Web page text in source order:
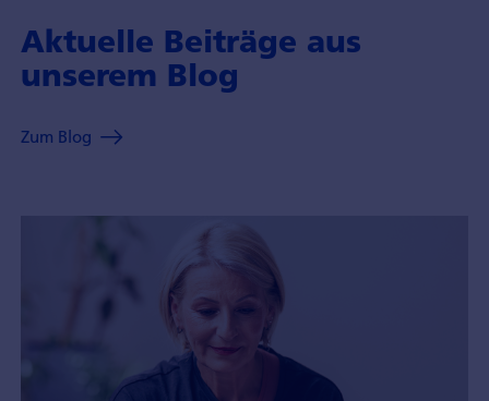
Aktuelle Beiträge aus
unserem Blog
Zum Blog